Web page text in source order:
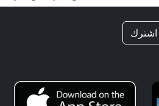
اشترك